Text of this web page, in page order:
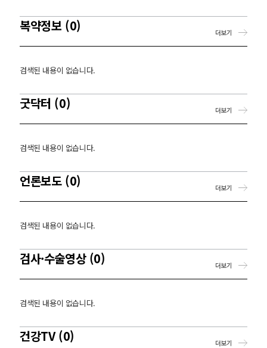
복약정보 (0)
검색된 내용이 없습니다.
더보기
굿닥터 (0)
검색된 내용이 없습니다.
더보기
언론보도 (0)
검색된 내용이 없습니다.
더보기
검사·수술영상 (0)
검색된 내용이 없습니다.
더보기
건강TV (0) 더보기